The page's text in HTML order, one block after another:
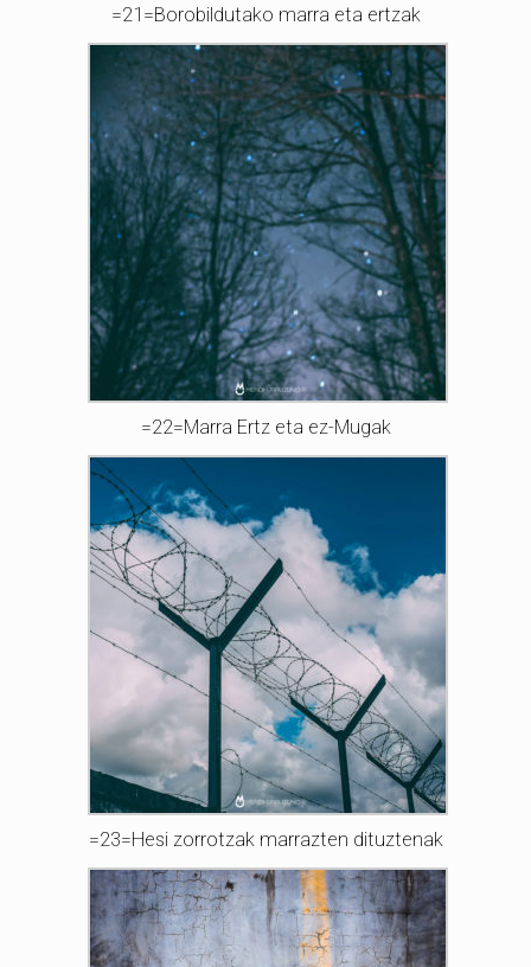
=21=Borobildutako marra eta ertzak
=22=Marra Ertz eta ez-Mugak
=23=Hesi zorrotzak marrazten dituztenak